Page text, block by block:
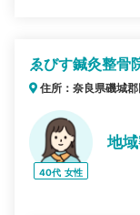
ゑびす鍼灸整骨
住所：奈良県磯城
40代 女性
地